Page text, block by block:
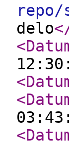
repo/
delo